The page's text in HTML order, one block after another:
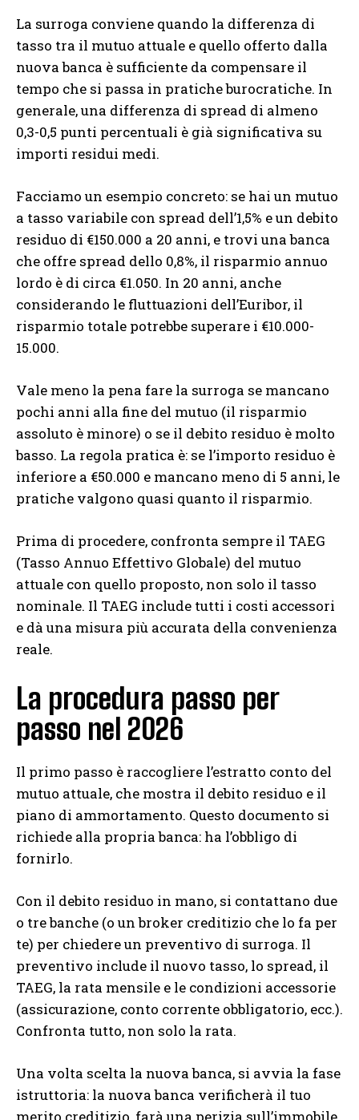
La surroga conviene quando la differenza di
tasso tra il mutuo attuale e quello offerto dalla
nuova banca è sufficiente da compensare il
tempo che si passa in pratiche burocratiche. In
generale, una differenza di spread di almeno
0,3-0,5 punti percentuali è già significativa su
importi residui medi.
Facciamo un esempio concreto: se hai un mutuo
a tasso variabile con spread dell’1,5% e un debito
residuo di €150.000 a 20 anni, e trovi una banca
che offre spread dello 0,8%, il risparmio annuo
lordo è di circa €1.050. In 20 anni, anche
considerando le fluttuazioni dell’Euribor, il
risparmio totale potrebbe superare i €10.000-
15.000.
Vale meno la pena fare la surroga se mancano
pochi anni alla fine del mutuo (il risparmio
assoluto è minore) o se il debito residuo è molto
basso. La regola pratica è: se l’importo residuo è
inferiore a €50.000 e mancano meno di 5 anni, le
pratiche valgono quasi quanto il risparmio.
Prima di procedere, confronta sempre il TAEG
(Tasso Annuo Effettivo Globale) del mutuo
attuale con quello proposto, non solo il tasso
nominale. Il TAEG include tutti i costi accessori
e dà una misura più accurata della convenienza
reale.
La procedura passo per
passo nel 2026
Il primo passo è raccogliere l’estratto conto del
mutuo attuale, che mostra il debito residuo e il
piano di ammortamento. Questo documento si
richiede alla propria banca: ha l’obbligo di
fornirlo.
Con il debito residuo in mano, si contattano due
o tre banche (o un broker creditizio che lo fa per
te) per chiedere un preventivo di surroga. Il
preventivo include il nuovo tasso, lo spread, il
TAEG, la rata mensile e le condizioni accessorie
(assicurazione, conto corrente obbligatorio, ecc.).
Confronta tutto, non solo la rata.
Una volta scelta la nuova banca, si avvia la fase
istruttoria: la nuova banca verificherà il tuo